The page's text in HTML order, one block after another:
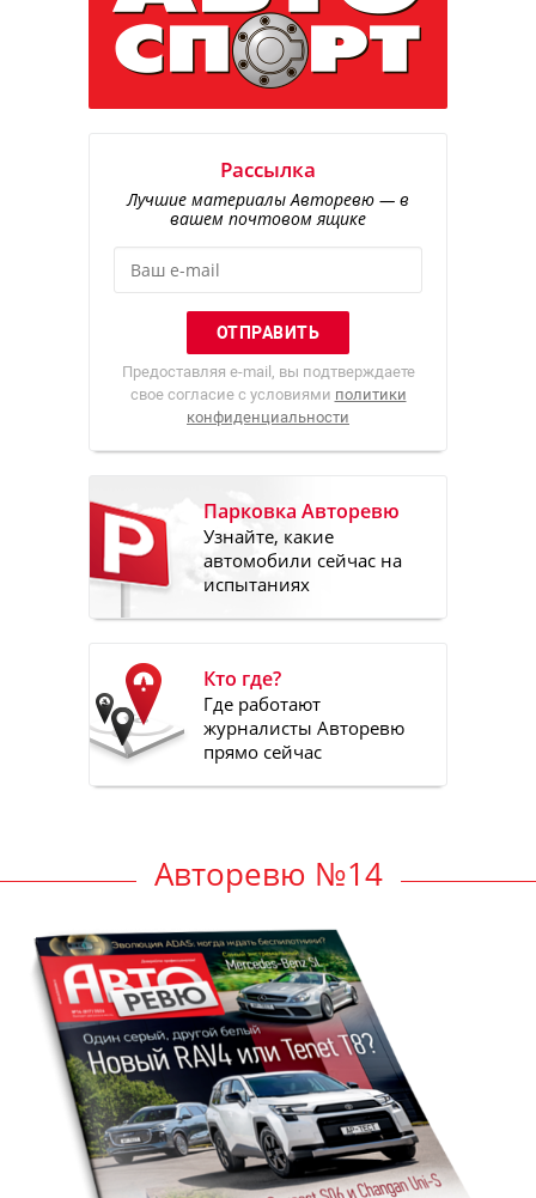
Рассылка
Лучшие материалы Авторевю — в
вашем почтовом ящике
Предоставляя e-mail, вы подтверждаете
свое согласие с условиями политики
конфиденциальности
Парковка Авторевю
Узнайте, какие
автомобили сейчас на
испытаниях
Кто где?
Где работают
журналисты Авторевю
прямо сейчас
Авторевю №14